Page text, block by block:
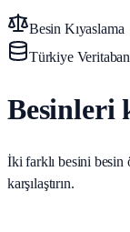
Besin Kıyaslama
Türkiye
Besinleri
İki farklı besini besin
karşılaştırın.